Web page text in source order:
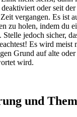
oder seit
vergangen. Es ist
zu holen, indem du
Stelle jedoch sicher,
Es wird meist
Grund auf alte oder
wird.
und